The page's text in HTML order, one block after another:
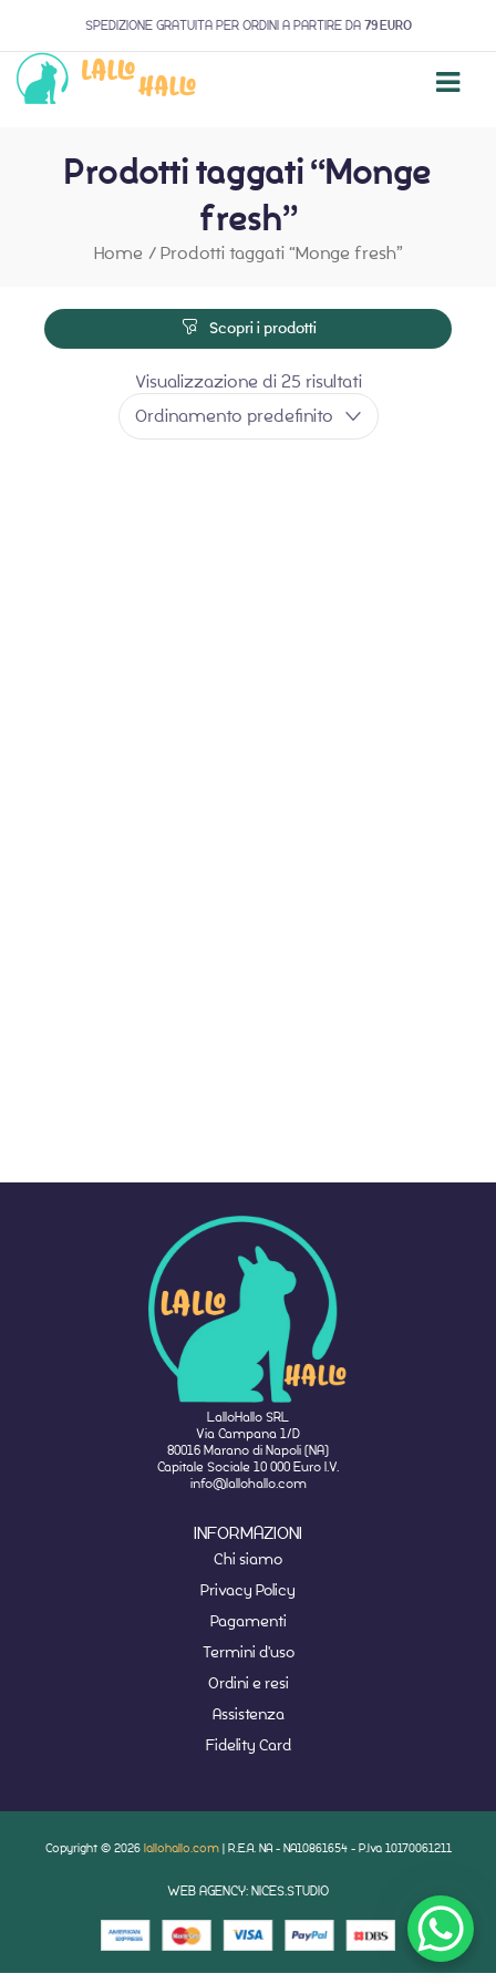
SPEDIZIONE GRATUITA PER ORDINI A PARTIRE DA 79 EURO
Prodotti taggati “Monge
fresh”
Home / Prodotti taggati “Monge fresh”
Scopri i prodotti
Visualizzazione di 25 risultati
Ordinamento predefinito
LalloHallo SRL
Via Campana 1/D
80016 Marano di Napoli (NA)
Capitale Sociale 10 000 Euro I.V.
info@lallohallo.com
INFORMAZIONI
Chi siamo
Privacy Policy
Pagamenti
Termini d'uso
Ordini e resi
Assistenza
Fidelity Card
Copyright © 2026 lallohallo.com | R.E.A. NA - NA10861654 - P.Iva 10170061211
WEB AGENCY: NICES.STUDIO